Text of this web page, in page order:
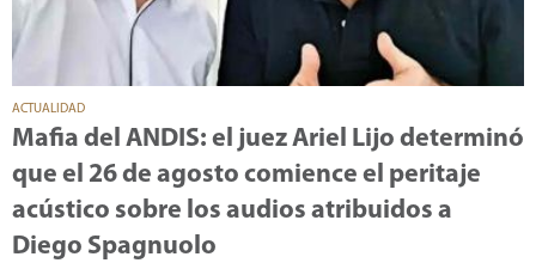
ACTUALIDAD
Mafia del ANDIS: el juez Ariel Lijo determinó
que el 26 de agosto comience el peritaje
acústico sobre los audios atribuidos a
Diego Spagnuolo